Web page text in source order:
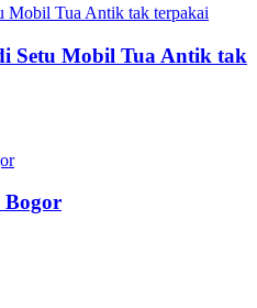
Setu Mobil Tua Antik tak
Bogor